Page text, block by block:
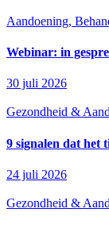
Aandoening,
Webinar: in
30 juli 2026
Gezondheid &
9 signalen dat het
24 juli 2026
Gezondheid &